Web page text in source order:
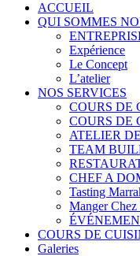
ACCUEIL
QUI SOMMES
Expérience
Le Concept
L’atelier
NOS SERVICES
COURS DE
COURS DE
ATELIER
TEAM
CHEF A
Tasting
Manger Chez
COURS DE
Galeries